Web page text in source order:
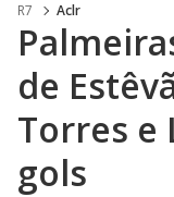
R7 Aclr
de
Torres e
gols